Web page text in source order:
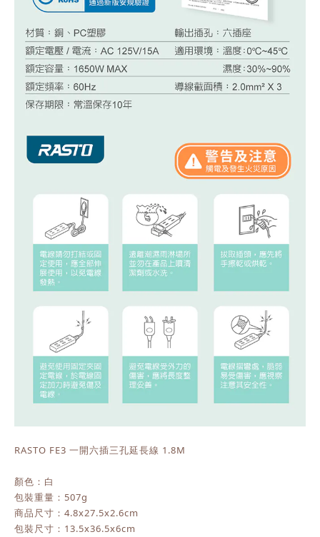
RASTO FE3 一開六插三孔延長線 1.8M
顏色：白
包裝重量：507g
商品尺寸：4.8x27.5x2.6cm
包裝尺寸：13.5x36.5x6cm